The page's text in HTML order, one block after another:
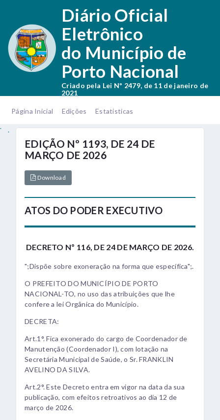
Diário Oficial
Eletrônico
do Município de
Porto Nacional
Criado pela Lei Nº 2479, de 11 de janeiro de
2021
Página Inicial
Edições
Estatísticas
.
.
EDIÇÃO Nº 1193, DE 24 DE
MARÇO DE 2026
Download
ATOS DO PODER EXECUTIVO
DECRETO Nº 116, DE 24 DE MARÇO DE 2026.
";Dispõe sobre exoneração na forma que específica";.
O PREFEITO DO MUNICÍPIO DE PORTO
NACIONAL-TO, no uso das atribuições que lhe
confere a lei Orgânica do Município.
DECRETA:
Art.1°. Fica exonerado do cargo de Coordenador de
Manutenção (Coordenador I), com lotação na
Secretária Municipal de Saúde, o Sr. FRANKLIN
AVELINO DA SILVA.
Art.2°. Este Decreto entra em vigor na data da sua
publicação, com efeitos retroativos ao dia 12 de
março de 2026.